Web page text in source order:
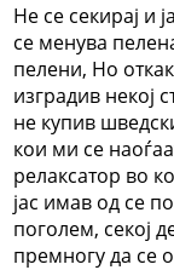
Не се секирај и
се менува
пелени, Но
изградив некој
не купив
кои ми се
релаксатор во
јас имав од се
поголем, секој
премногу да се